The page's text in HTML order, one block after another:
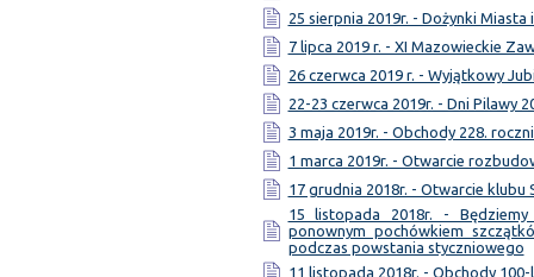
25 sierpnia 2019r. - Dożynki Miasta
7 lipca 2019 r. - XI Mazowieckie
26 czerwca 2019 r. - Wyjątkowy
22-23 czerwca 2019r. - Dni Pilawy
3 maja 2019r. - Obchody 228.
1 marca 2019r. - Otwarcie
17 grudnia 2018r. - Otwarcie klubu
15 listopada 2018r. -
ponownym pochówkiem
podczas powstania styczniowego
11 listopada 2018r. - Obchody